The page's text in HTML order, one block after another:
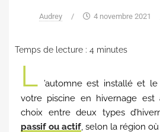
Audrey / 4 novembre 2021
Temps de lecture : 4 minutes
L
’automne est installé et
votre piscine en hivernage est
choix entre deux types
passif ou actif, selon la région